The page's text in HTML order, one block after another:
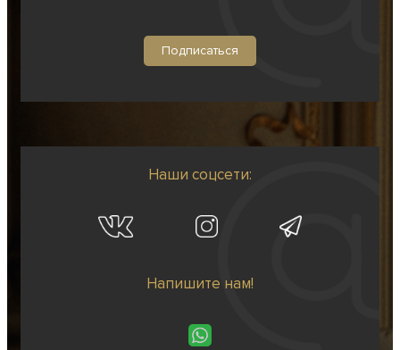
Наши соцсети:
Напишите нам!